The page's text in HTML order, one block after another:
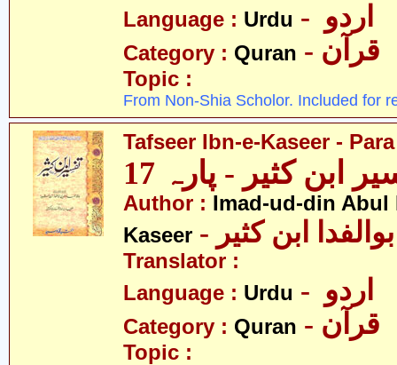
Language : Urdu
Category : Quran - قرآن
Topic :
From Non-Shia Scholor. Included for
Tafseer Ibn-e-Kaseer -
ابن کثیر - پارہ 17
Author : Imad-ud-din Abul
Kaseer
ابن کثیر
Translator :
Language : Urdu
Category : Quran - قرآن
Topic :